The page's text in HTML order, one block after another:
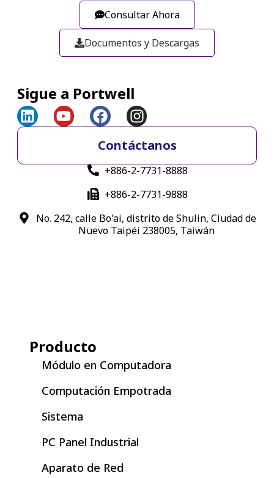
Consultar Ahora
Documentos y Descargas
Sigue a Portwell
Contáctanos
+886-2-7731-8888
+886-2-7731-9888
No. 242, calle Bo'ai, distrito de Shulin, Ciudad de
Nuevo Taipéi 238005, Taiwán
Producto
Módulo en Computadora
Computación Empotrada
Sistema
PC Panel Industrial
Aparato de Red